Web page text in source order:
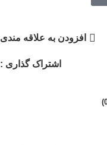
افزودن به علاقه مندی
اشتراک گذاری :